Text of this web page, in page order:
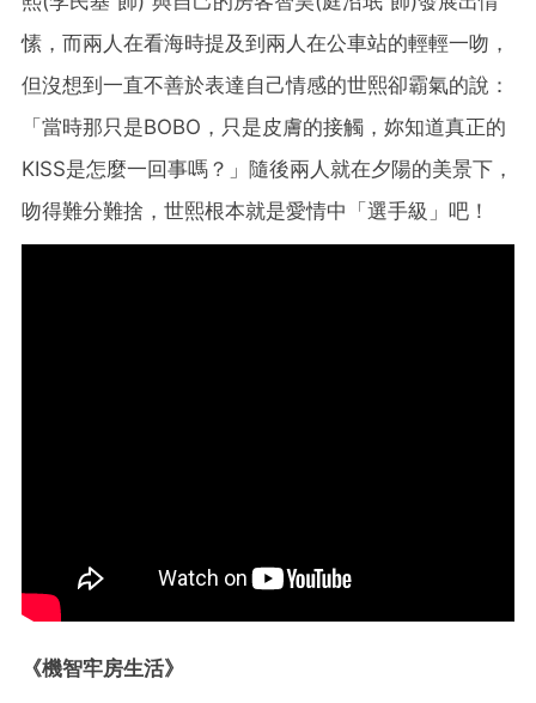
愫，而兩人在看海時提及到兩人在公車站的輕輕一吻，
但沒想到一直不善於表達自己情感的世熙卻霸氣的說：
「當時那只是BOBO，只是皮膚的接觸，妳知道真正的
KISS是怎麼一回事嗎？」隨後兩人就在夕陽的美景下，
吻得難分難捨，世熙根本就是愛情中「選手級」吧！
《機智牢房生活》